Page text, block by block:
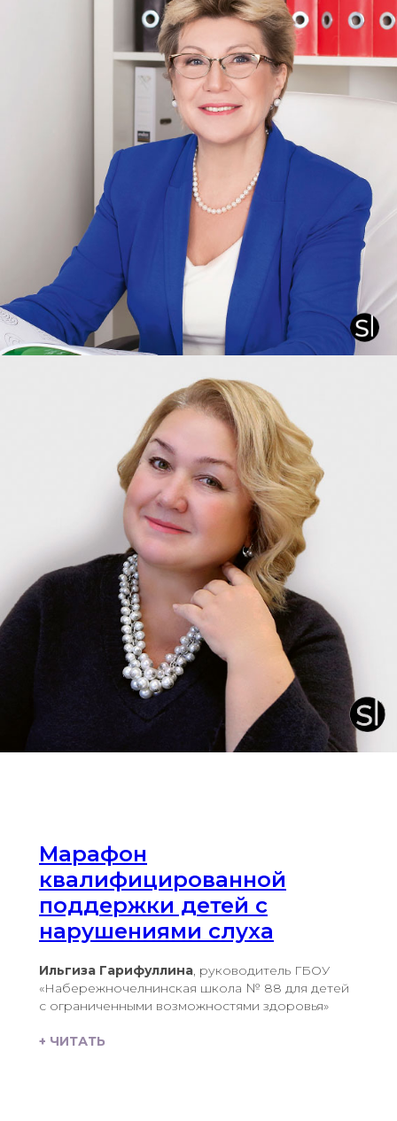
Марафон
квалифицированной
поддержки детей с
нарушениями слуха
Ильгиза Гарифуллина, руководитель ГБОУ
«Набережночелнинская школа № 88 для детей
с ограниченными возможностями здоровья»
+ ЧИТАТЬ